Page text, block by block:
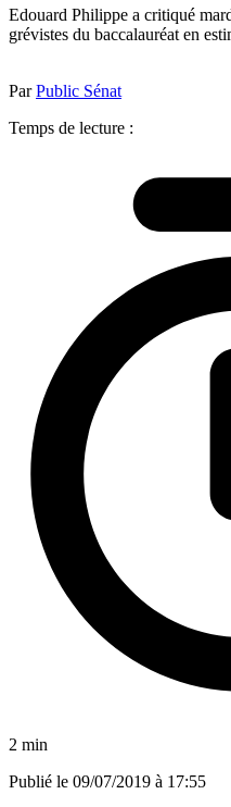
Edouard Philippe a critiqué
grévistes du baccalauréat en
ParPublic Sénat
Temps de lecture :
2 min
Publié le 09/07/2019 à 17:55